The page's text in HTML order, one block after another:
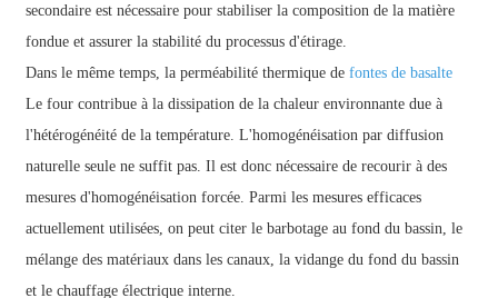
secondaire est nécessaire pour stabiliser la composition de la matière
fondue et assurer la stabilité du processus d'étirage.
Dans le même temps, la perméabilité thermique de fontes de basalte
Le four contribue à la dissipation de la chaleur environnante due à
l'hétérogénéité de la température. L'homogénéisation par diffusion
naturelle seule ne suffit pas. Il est donc nécessaire de recourir à des
mesures d'homogénéisation forcée. Parmi les mesures efficaces
actuellement utilisées, on peut citer le barbotage au fond du bassin, le
mélange des matériaux dans les canaux, la vidange du fond du bassin
et le chauffage électrique interne.